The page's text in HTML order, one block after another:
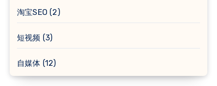
淘宝SEO (2)
短视频 (3)
自媒体 (12)